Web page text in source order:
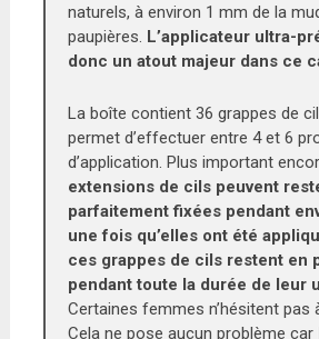
naturels, à environ 1 mm de la
paupières. L’applicateur ultra-
donc un atout majeur dans ce
La boîte contient 36 grappes de
permet d’effectuer entre 4 et 6
d’application. Plus important
extensions de cils peuvent
parfaitement fixées pendant
une fois qu’elles ont été
ces grappes de cils restent en
pendant toute la durée de leur
Certaines femmes n’hésitent pas
Cela ne pose aucun problème car